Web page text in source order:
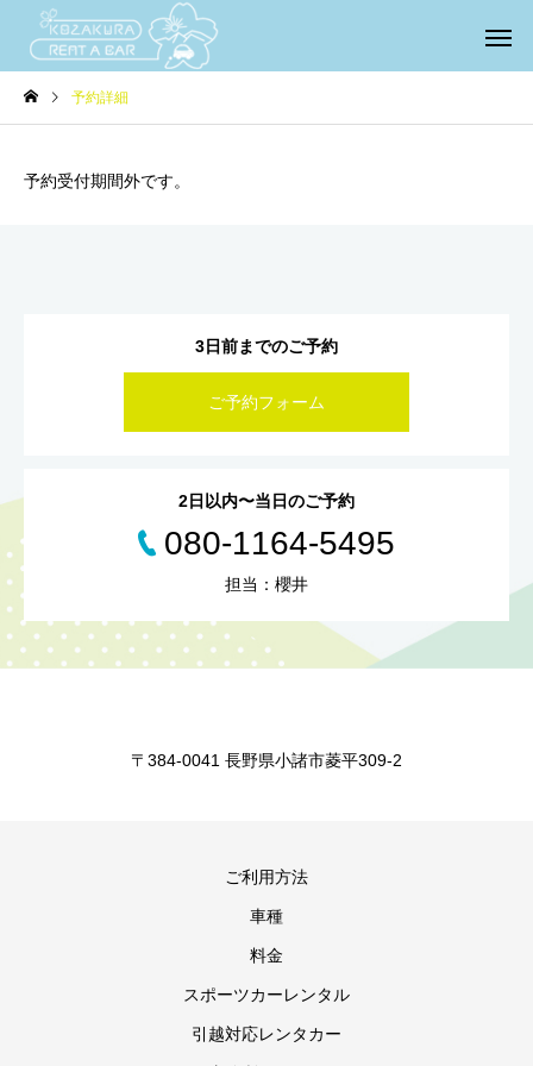
予約詳細
予約受付期間外です。
3日前までのご予約
ご予約フォーム
2日以内〜当日のご予約
080-1164-5495
担当：櫻井
〒384-0041 長野県小諸市菱平309-2
ご利用方法
車種
料金
スポーツカーレンタル
引越対応レンタカー